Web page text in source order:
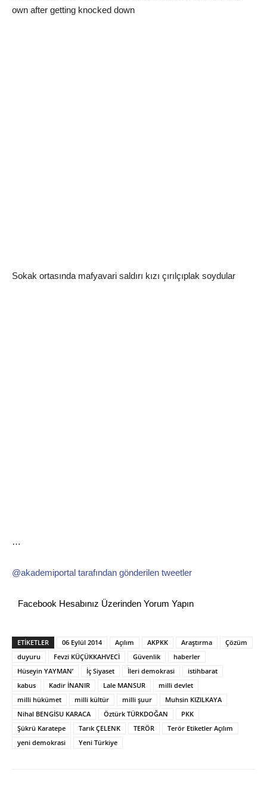
own after getting knocked down
Sokak ortasında mafyavari saldırı kızı çırılçıplak soydular
…
@akademiportal tarafından gönderilen tweetler
Facebook Hesabınız Üzerinden Yorum Yapın
ETİKETLER 06 Eylül 2014 Açılım AKPKK Araştırma
Çözüm
duyuru
Fevzi KÜÇÜKKAHVECİ Güvenlik
haberler
Hüseyin YAYMAN’
İç Siyaset İleri demokrasi
istihbarat
kabus
Kadir İNANIR Lale MANSUR
milli devlet
milli hükümet
milli kültür milli şuur
Muhsin KIZILKAYA
Nihal BENGİSU KARACA
Öztürk TÜRKDOĞAN
PKK
Şükrü Karatepe
Tarık ÇELENK TERÖR
Terör Etiketler Açılım
yeni demokrasi
Yeni Türkiye